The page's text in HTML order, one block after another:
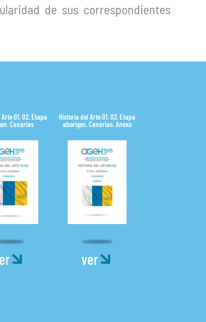
de sus correspondientes
01. 02. Etapa
Canarias
Historia del Arte 01. 02. Etapa
aborigen. Canarias. Anexo
ver